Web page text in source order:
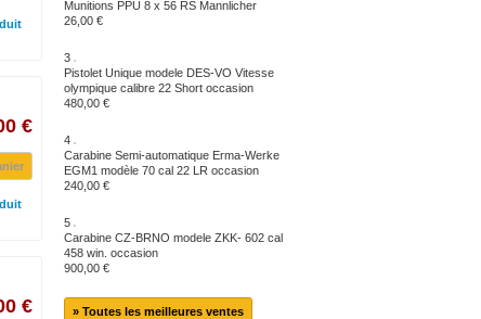
€
€
Munitions PPU 8 x 56 RS Mannlicher
26,00 €
3
Pistolet Unique modele DES-VO Vitesse
olympique calibre 22 Short occasion
480,00 €
4
Carabine Semi-automatique Erma-Werke
EGM1 modèle 70 cal 22 LR occasion
240,00 €
5
Carabine CZ-BRNO modele ZKK- 602 cal
458 win. occasion
900,00 €
» Toutes les meilleures ventes